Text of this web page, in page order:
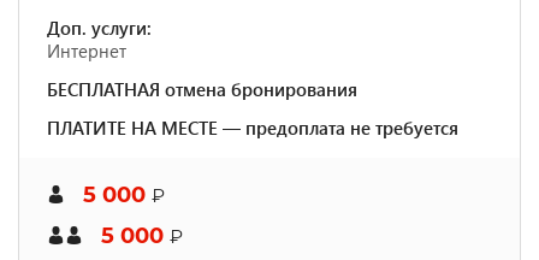
Доп. услуги:
Интернет
БЕСПЛАТНАЯ отмена бронирования
ПЛАТИТЕ НА МЕСТЕ — предоплата не требуется
5 000 ₽
5 000 ₽